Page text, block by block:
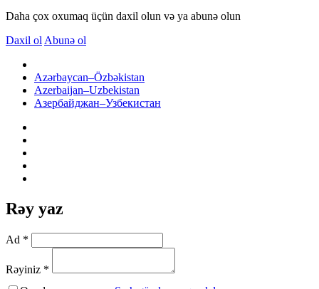
Daha çox oxumaq üçün daxil olun və ya abunə olun
Daxil ol Abunə ol
Azərbaycan–Özbəkistan
Azerbaijan–Uzbekistan
Азербайджан–Узбекистан
Rəy yaz
Ad *
Rəyiniz *